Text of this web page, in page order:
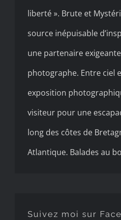
liberté ». Brute et
source inépuisable
une partenaire
photographe. Entre ciel
exposition
visiteur pour une
long des côtes de
Atlantique. Balades au
Suivez moi sur